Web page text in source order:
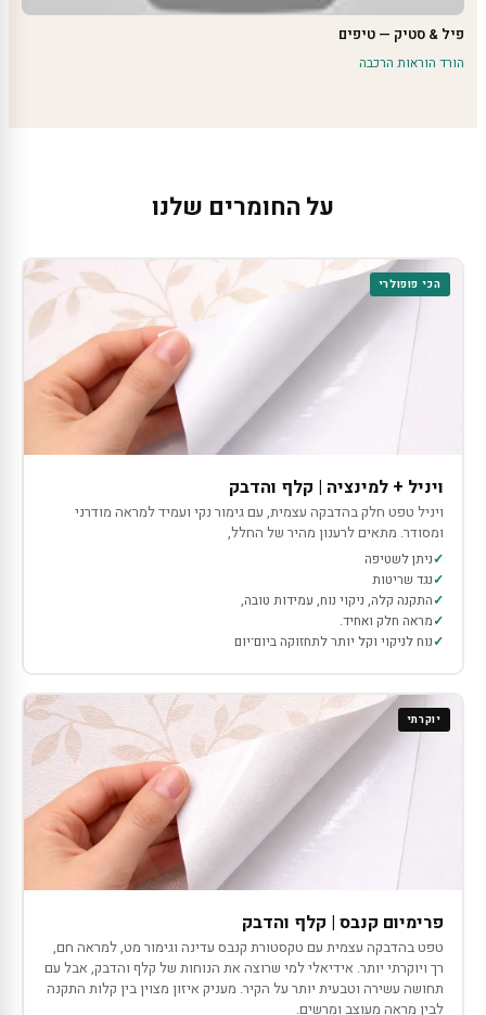
פיל & סטיק — טיפים
הורד הוראות הרכבה
על החומרים שלנו
הכי פופולרי
ויניל + למינציה | קלף והדבק
ויניל טפט חלק בהדבקה עצמית, עם גימור נקי ועמיד למראה מודרני
ומסודר. מתאים לרענון מהיר של החלל,
ניתן לשטיפה
נגד שריטות
התקנה קלה, ניקוי נוח, עמידות טובה,
מראה חלק ואחיד.
נוח לניקוי וקל יותר לתחזוקה ביום־יום
יוקרתי
פרימיום קנבס | קלף והדבק
טפט בהדבקה עצמית עם טקסטורת קנבס עדינה וגימור מט, למראה חם,
רך ויוקרתי יותר. אידיאלי למי שרוצה את הנוחות של קלף והדבק, אבל עם
תחושה עשירה וטבעית יותר על הקיר. מעניק איזון מצוין בין קלות התקנה
לבין מראה מעוצב ומרשים.